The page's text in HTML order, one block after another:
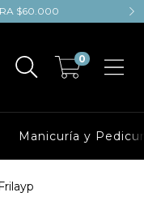
$60.000
0
Manicuría y